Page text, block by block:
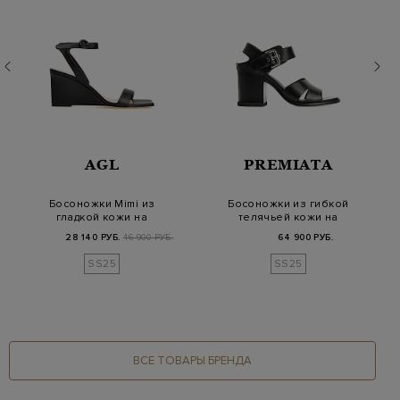
AGL
Босоножки Mimi из
гладкой кожи на
высокой танкетке
28 140 РУБ. 46 900 РУБ.
SS25
PREMIATA
Босоножки из гибкой
телячьей кожи на
устойчивом каблук…
64 900 РУБ.
SS25
ВСЕ ТОВАРЫ БРЕНДА